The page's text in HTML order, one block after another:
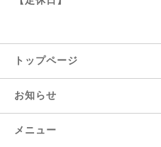
トップページ
お知らせ
メニュー